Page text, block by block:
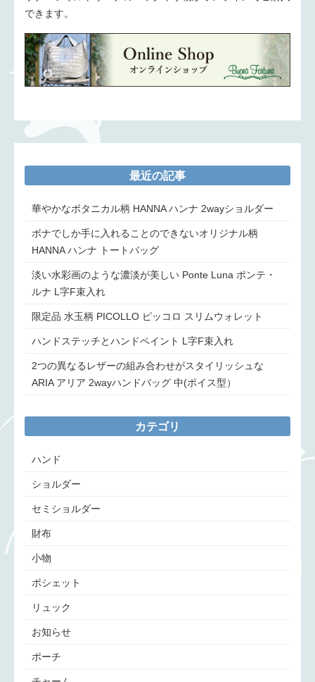
できます。
最近の記事
華やかなボタニカル柄 HANNA ハンナ 2wayショルダー
ボナでしか手に入れることのできないオリジナル柄
HANNA ハンナ トートバッグ
淡い水彩画のような濃淡が美しい Ponte Luna ポンテ・
ルナ L字F束入れ
限定品 水玉柄 PICOLLO ピッコロ スリムウォレット
ハンドステッチとハンドペイント L字F束入れ
2つの異なるレザーの組み合わせがスタイリッシュな
ARIA アリア 2wayハンドバッグ 中(ポイス型）
カテゴリ
ハンド
ショルダー
セミショルダー
財布
小物
ポシェット
リュック
お知らせ
ポーチ